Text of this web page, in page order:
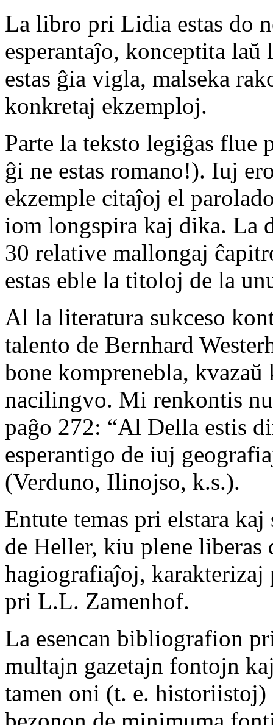
La libro pri Lidia estas do
esperantaĵo, konceptita laŭ
estas ĝia vigla, malseka
konkretaj ekzemploj.
Parte la teksto legiĝas flue
ĝi ne estas romano!). Iuj
ekzemple citaĵoj el
iom longspira kaj dika. La
30 relative mallongaj
estas eble la titoloj de la
Al la literatura sukceso
talento de Bernhard
bone komprenebla,
nacilingvo. Mi renkontis
paĝo 272: “Al Della estis
esperantigo de iuj
(Verduno, Ilinojso, k.s.).
Entute temas pri elstara
de Heller, kiu plene
hagiografiaĵoj,
pri L.L. Zamenhof.
La esencan bibliografion
multajn gazetajn fontojn
tamen oni (t. e. historiistoj)